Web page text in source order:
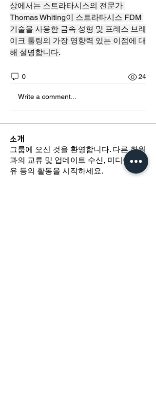
상에서는 스트라타시스의 전문가
Thomas Whiting이 스트라타시스 FDM
기술을 사용한 금속 성형 및 프레스 브레
이크 툴링의 가장 영향력 있는 이점에 대
해 설명합니다.
0 24
Write a comment...
소개
그룹에 오신 것을 환영합니다. 다른 회원
과의 교류 및 업데이트 수신, 미디어 공
유 등의 활동을 시작하세요.